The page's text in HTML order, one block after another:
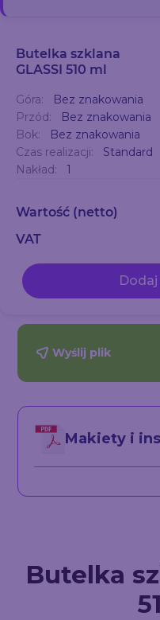
Butelka szklana
GLASSI 510 ml
Góra:
Bez znakowania
Przód:
Bez znakowania
Bok:
Bez znakowania
Czas realizacji:
Standard
Nakład:
1
Wartość (netto)
VAT
Wyślij plik
Makiety i
Butelka